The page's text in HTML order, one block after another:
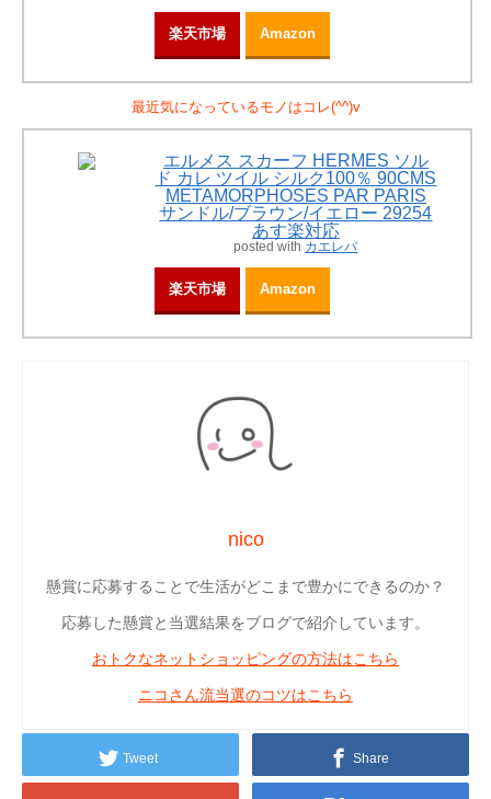
楽天市場 Amazon
最近気になっているモノはコレ(^^)v
エルメス スカーフ HERMES ソル
ド カレ ツイル シルク100％ 90CMS
METAMORPHOSES PAR PARIS
サンドル/ブラウン/イエロー 29254
あす楽対応
posted with カエレバ
楽天市場 Amazon
nico
懸賞に応募することで生活がどこまで豊かにできるのか？
応募した懸賞と当選結果をブログで紹介しています。
おトクなネットショッピングの方法はこちら
ニコさん流当選のコツはこちら
Tweet Share